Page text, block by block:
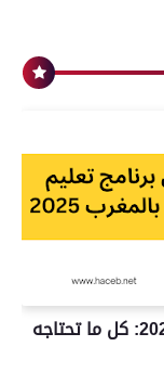
تحميل برنامج تعليم السياقة بالمغرب 2025: كل ما تحتاجه